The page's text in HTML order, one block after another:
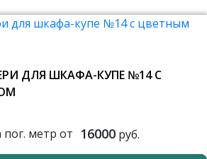
ДЛЯ ШКАФА-КУПЕ №14 С
пог. метр от 16000руб.